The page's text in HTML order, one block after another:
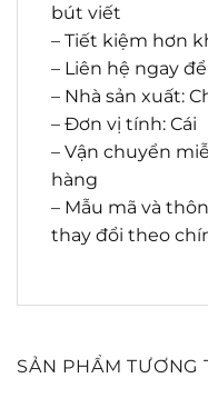
bút viết
– Tiết kiệm hơn
– Liên hệ ngay
– Nhà sản xuất:
– Đơn vị tính: Cái
– Vận chuyển
hàng
– Mẫu mã và
thay đổi theo
SẢN PHẨM TƯƠNG